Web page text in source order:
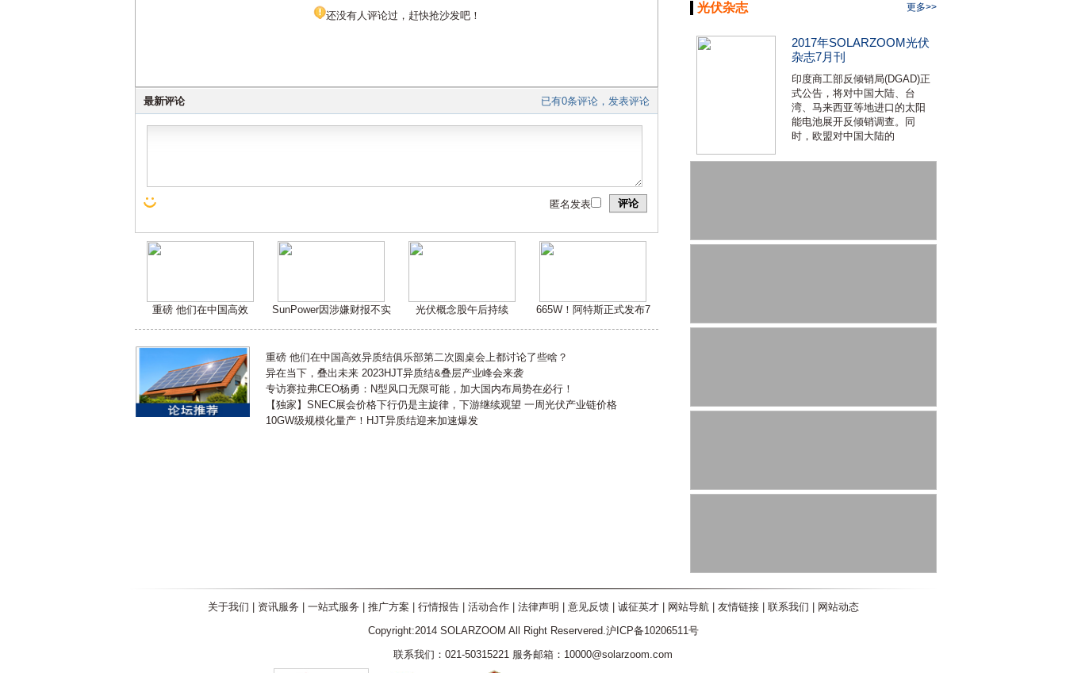
还没有人评论过，赶快抢沙发吧！
已有0条评论，发表评论
最新评论
评论
匿名发表
重磅 他们在中国高效 SunPower因涉嫌财报不实 光伏概念股午后持续 665W！阿特斯正式发布7
重磅 他们在中国高效异质结俱乐部第二次圆桌会上都讨论了些啥？
异在当下，叠出未来 2023HJT异质结&叠层产业峰会来袭
专访赛拉弗CEO杨勇：N型风口无限可能，加大国内布局势在必行！
【独家】SNEC展会价格下行仍是主旋律，下游继续观望 一周光伏产业链价格
10GW级规模化量产！HJT异质结迎来加速爆发
光伏杂志 更多>>
2017年SOLARZOOM光伏
杂志7月刊
印度商工部反倾销局(DGAD)正
式公告，将对中国大陆、台
湾、马来西亚等地进口的太阳
能电池展开反倾销调查。同
时，欧盟对中国大陆的
关于我们 资讯服务 一站式服务 推广方案 行情报告| 活动合作| 法律声明 意见反馈| 诚征英才| 网站导航| 友情链接| 联系我们
网站动态
Copyright:2014 SOLARZOOM All Right Reservered.沪ICP备10206511号
联系我们：021-50315221 服务邮箱：10000@solarzoom.com